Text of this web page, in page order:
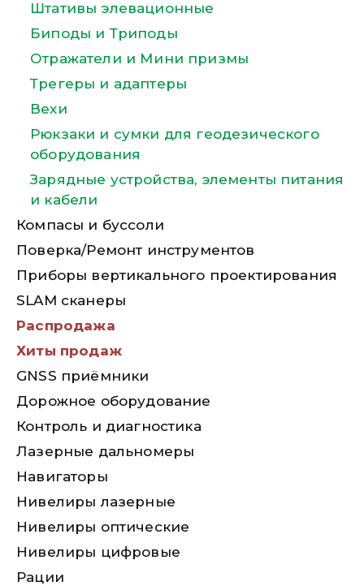
Штативы элевационные
Биподы и Триподы
Отражатели и Мини призмы
Трегеры и адаптеры
Вехи
Рюкзаки и сумки для геодезического
оборудования
Зарядные устройства, элементы питания
и кабели
Компасы и буссоли
Поверка/Ремонт инструментов
Приборы вертикального проектирования
SLAM сканеры
Распродажа
Хиты продаж
GNSS приёмники
Дорожное оборудование
Контроль и диагностика
Лазерные дальномеры
Навигаторы
Нивелиры лазерные
Нивелиры оптические
Нивелиры цифровые
Рации